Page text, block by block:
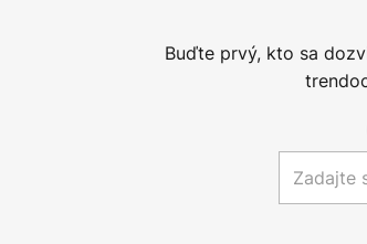
Buďte prvý, kto sa